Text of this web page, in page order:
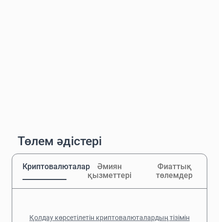
Төлем әдістері
Криптовалюталар
Әмиян
қызметтері
Фиаттық
төлемдер
Қолдау көрсетілетін криптовалюталардың тізімін